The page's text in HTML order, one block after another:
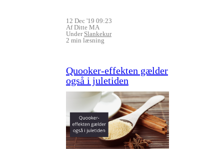
12 Dec '19 09:23
Af Ditte MA
Under Slankekur
2 min læsning
Quooker-effekten gælder
også i juletiden